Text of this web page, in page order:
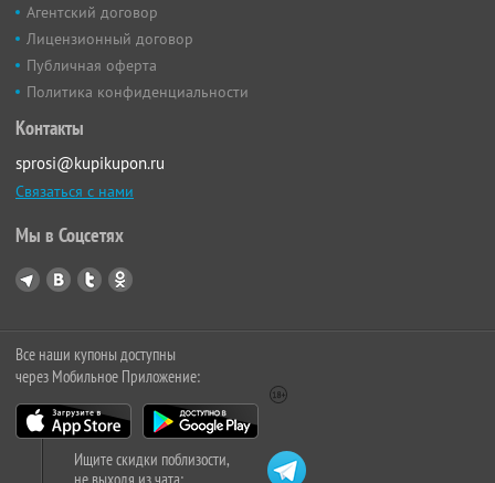
Агентский договор
Лицензионный договор
Публичная оферта
Политика конфиденциальности
Контакты
sprosi@kupikupon.ru
Связаться с нами
Мы в Соцсетях
Все наши купоны доступны
через Мобильное Приложение:
Ищите скидки поблизости,